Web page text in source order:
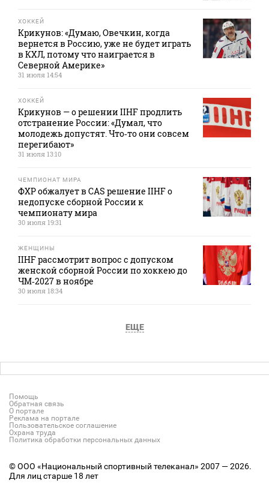
ХОККЕЙ
Крикунов: «Думаю, Овечкин, когда
вернется в Россию, уже не будет играть
в КХЛ, потому что наиграется в
Северной Америке»
31 июля 14:54
ХОККЕЙ
Крикунов — о решении IIHF продлить
отстранение России: «Думал, что
молодежь допустят. Что‑то они совсем
перегибают»
31 июля 13:10
ЧЕМПИОНАТ МИРА
ФХР обжалует в CAS решение IIHF о
недопуске сборной России к
чемпионату мира
30 июля 19:31
ЖЕНЩИНЫ
IIHF рассмотрит вопрос с допуском
женской сборной России по хоккею до
ЧМ‑2027 в ноябре
30 июля 18:34
ЕЩЕ
Помощь
Обратная связь
О портале
Реклама на портале
Пользовательское соглашение
Охрана труда
Политика обработки персональных данных
© ООО «Национальный спортивный телеканал» 2007 — 2026.
Для лиц старше 18 лет